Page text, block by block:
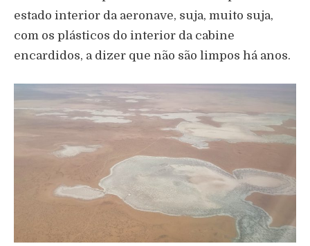
estado interior da aeronave, suja, muito suja,
com os plásticos do interior da cabine
encardidos, a dizer que não são limpos há anos.